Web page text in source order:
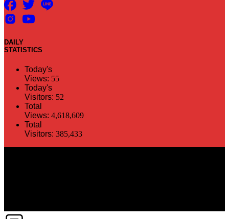
DAILY
STATISTICS
Today's
Views: 55
Today's
Visitors: 52
Total
Views: 4,618,609
Total
Visitors: 385,433